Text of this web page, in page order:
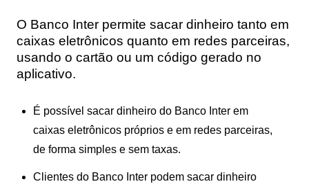
O Banco Inter permite sacar dinheiro tanto em
caixas eletrônicos quanto em redes parceiras,
usando o cartão ou um código gerado no
aplicativo.
É possível sacar dinheiro do Banco Inter em
caixas eletrônicos próprios e em redes parceiras,
de forma simples e sem taxas.
Clientes do Banco Inter podem sacar dinheiro